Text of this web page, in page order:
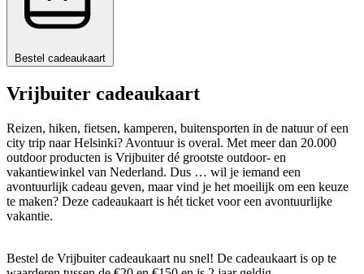
Bestel cadeaukaart
Vrijbuiter cadeaukaart
Reizen, hiken, fietsen, kamperen, buitensporten in de natuur of een
city trip naar Helsinki? Avontuur is overal. Met meer dan 20.000
outdoor producten is Vrijbuiter dé grootste outdoor- en
vakantiewinkel van Nederland. Dus … wil je iemand een
avontuurlijk cadeau geven, maar vind je het moeilijk om een keuze
te maken? Deze cadeaukaart is hét ticket voor een avontuurlijke
vakantie.
Bestel de Vrijbuiter cadeaukaart nu snel! De cadeaukaart is op te